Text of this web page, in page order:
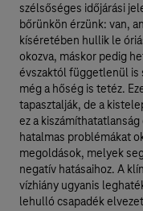
szélsőséges időjárási
bőrünkön érzünk: van,
kíséretében hullik le
okozva, máskor pedig
évszaktól függetlenül is
még a hőség is tetéz.
tapasztalják, de a
ez a
hatalmas problémákat
megoldások, melyek
negatív hatásaihoz. A
vízhiány ugyanis
lehulló csapadék